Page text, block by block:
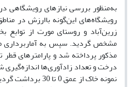
به‌منظور بررسی نیازهای رویشگاهی
رویشگاه‌های این‌گونه باارزش در
مشخص گردید. سپس به
مذکور پرداخته شد و پارامترهای قطر
درخت و تعداد زادآوری‌ها
نمونه خاک از عمق 0